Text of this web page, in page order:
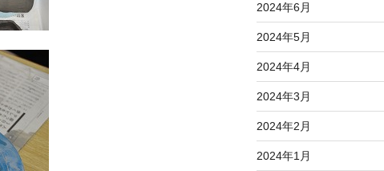
2024年6月
2024年5月
2024年4月
2024年3月
2024年2月
2024年1月